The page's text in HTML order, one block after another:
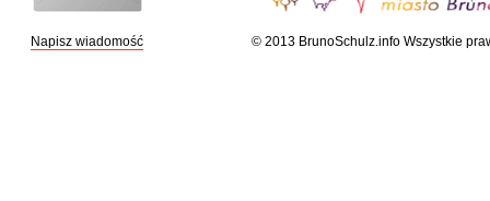
Napisz wiadomość © 2013 BrunoSchulz.info Wszystkie